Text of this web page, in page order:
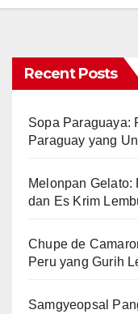
Recent Posts
Sopa Paraguaya:
Paraguay yang
Melonpan Gelato:
dan Es Krim
Chupe de
Peru yang Gurih
Samgyeopsal